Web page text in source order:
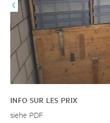
INFO SUR LES PRIX
siehe PDF